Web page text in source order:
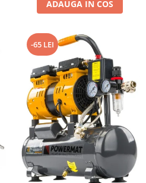
ADAUGA IN COS
-65 LEI